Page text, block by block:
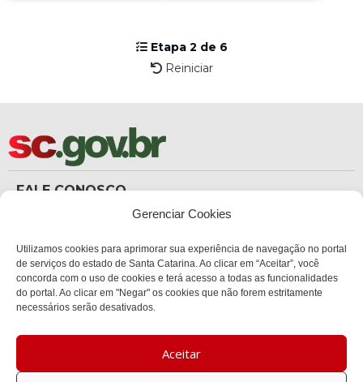
Gerenciar Cookies
Utilizamos cookies para aprimorar sua experiência de navegação no portal
de serviços do estado de Santa Catarina. Ao clicar em “Aceitar”, você
concorda com o uso de cookies e terá acesso a todas as funcionalidades
do portal. Ao clicar em "Negar" os cookies que não forem estritamente
necessários serão desativados.
Aceitar
Etapa 2 de 6
Reiniciar
FALE CONOSCO
Carteira de Identidade
Ouvidoria
ouvidoria.sc.gov.br
ENDEREÇO
Sede Administrativa Central
Bairro:
Capoeiras, Florianópolis, SC
88085-000